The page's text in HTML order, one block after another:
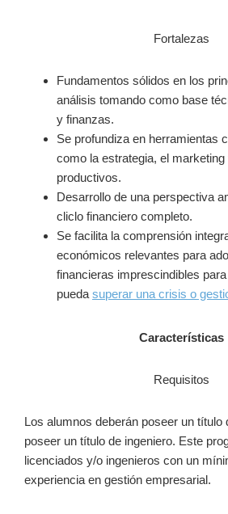
Fortalezas
Fundamentos sólidos en los
análisis tomando como base
y finanzas.
Se profundiza en herramientas
como la estrategia, el
productivos.
Desarrollo de una perspectiva
cliclo financiero completo.
Se facilita la comprensión
económicos relevantes para
financieras imprescindibles
pueda superar una crisis o
Características
Requisitos
Los alumnos deberán poseer un título
poseer un título de ingeniero. Este
licenciados y/o ingenieros con un
experiencia en gestión empresarial.